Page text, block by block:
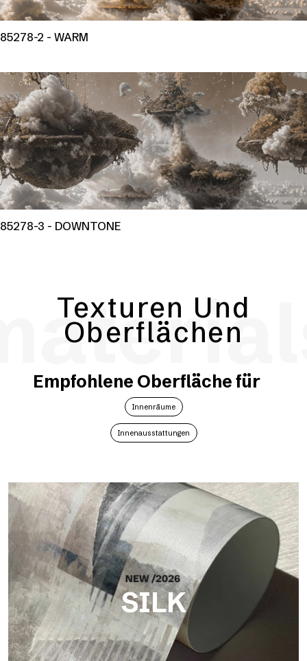
85278-2 - WARM
85278-3 - DOWNTONE
Texturen Und
Oberflächen
Empfohlene Oberfläche für
Innenräume
Innenausstattungen
SILK